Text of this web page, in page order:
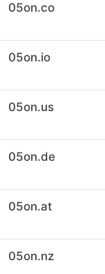
05on.co
05on.io
05on.us
05on.de
05on.at
05on.nz